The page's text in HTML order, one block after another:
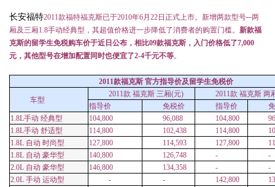
长安福特2011款福特福克斯已于2010年6月 22日正式上市。新增两款型号─两
厢及三厢1.8手动经典型，其超值价格进一步降低了消费者的购置门槛。 新款福
克斯的留学生免税购车价于近日公布，相比09款福克斯，入门价格低了7,000
元，其他型号在增加配置同时也便宜了2-4千元不等。
2011款福克斯 官方指导价及留学生免税价
车型
2011款 福克斯 三厢(元) 2011款 福克斯 两
指导价
免税价 指导价
1.8L手动 经典型 104,800 96,088 104,800
1.8L手动 舒适型 114,800 102,438 114,800
1.8L 自动 时尚型 127,800 114,593 127,800
1.8L 自动 豪华型 140,800 126,748 -
-
2.0L 自动 豪华型 146,800 134,358 -
-
2.0L 手动 运动型 - - 142,800